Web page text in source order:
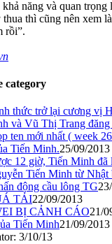
năng và quan
thì cũng nên xem
rồi”.
category
thức trở lại cương vị
và Vũ Thị Trang
ten mới nhất ( week
Tiến Minh.25/09/2013
12 giờ, Tiến Minh đã
Tiến Minh từ Nhật
động cầu lông TG
TẢI22/09/2013
BỊ CẢNH CÁO21/
Tiến Minh21/09/2013
3/10/13